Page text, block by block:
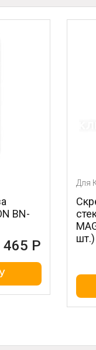
Скребок для
MAGIC
шт.)
В